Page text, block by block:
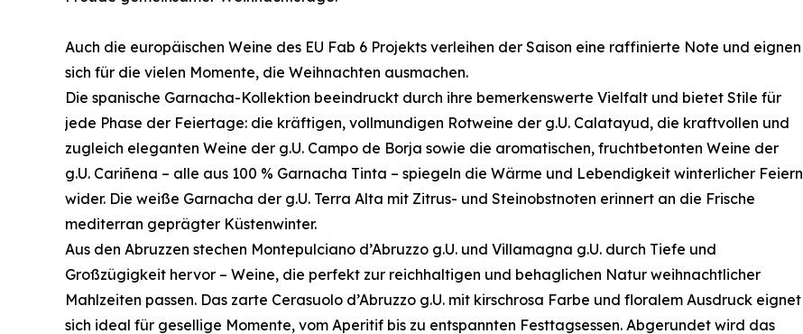
Auch die europäischen Weine des EU Fab 6 Projekts verleihen der Saison eine raffinierte Note und eignen
sich für die vielen Momente, die Weihnachten ausmachen.
Die spanische Garnacha-Kollektion beeindruckt durch ihre bemerkenswerte Vielfalt und bietet Stile für
jede Phase der Feiertage: die kräftigen, vollmundigen Rotweine der g.U. Calatayud, die kraftvollen und
zugleich eleganten Weine der g.U. Campo de Borja sowie die aromatischen, fruchtbetonten Weine der
g.U. Cariñena – alle aus 100 % Garnacha Tinta – spiegeln die Wärme und Lebendigkeit winterlicher Feiern
wider. Die weiße Garnacha der g.U. Terra Alta mit Zitrus- und Steinobstnoten erinnert an die Frische
mediterran geprägter Küstenwinter.
Aus den Abruzzen stechen Montepulciano d’Abruzzo g.U. und Villamagna g.U. durch Tiefe und
Großzügigkeit hervor – Weine, die perfekt zur reichhaltigen und behaglichen Natur weihnachtlicher
Mahlzeiten passen. Das zarte Cerasuolo d’Abruzzo g.U. mit kirschrosa Farbe und floralem Ausdruck eignet
sich ideal für gesellige Momente, vom Aperitif bis zu entspannten Festtagsessen. Abgerundet wird das